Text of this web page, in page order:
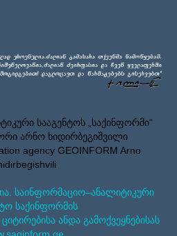
სააგენტოს „საქინფორმი”
არნო ხიდირბეგიშვილი
agency GEOINFORM Arno
საინფორმაციო–ანალიტიკური
საქინფორმის
ანდა გამოქვეყნებისას